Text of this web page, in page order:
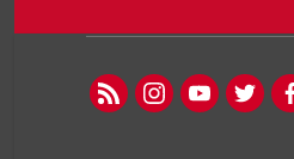
facebook
twitter
youtube
instagram
rss feed